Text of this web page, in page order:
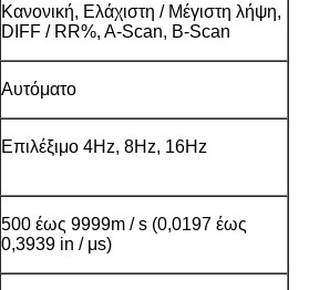
Κανονική, Ελάχιστη / Μέγιστη λήψη,
DIFF / RR%, A-Scan, B-Scan
Αυτόματο
Επιλέξιμο 4Hz, 8Hz, 16Hz
500 έως 9999m / s (0,0197 έως
0,3939 in / μs)